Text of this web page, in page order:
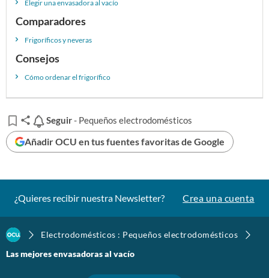
Elegir una envasadora al vacío
Comparadores
Frigoríficos y neveras
Consejos
Cómo ordenar el frigorífico
Seguir
Seguir- Pequeños electrodomésticos
Añadir OCU en tus fuentes favoritas de Google
¿Quieres recibir nuestra Newsletter? Crea una cuenta
Electrodomésticos : Pequeños electrodomésticos
Las mejores envasadoras al vacío